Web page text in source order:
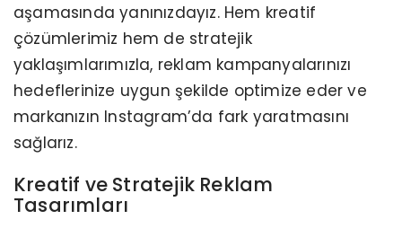
aşamasında yanınızdayız. Hem kreatif
çözümlerimiz hem de stratejik
yaklaşımlarımızla, reklam kampanyalarınızı
hedeflerinize uygun şekilde optimize eder ve
markanızın Instagram’da fark yaratmasını
sağlarız.
Kreatif ve Stratejik Reklam
Tasarımları